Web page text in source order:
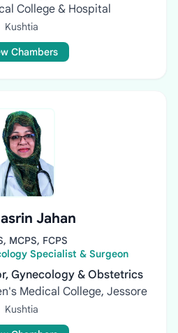
College & Hospital
Kushtia
Chambers
Jahan
MCPS, FCPS
Specialist & Surgeon
Gynecology & Obstetrics
Medical College, Jessore
Kushtia